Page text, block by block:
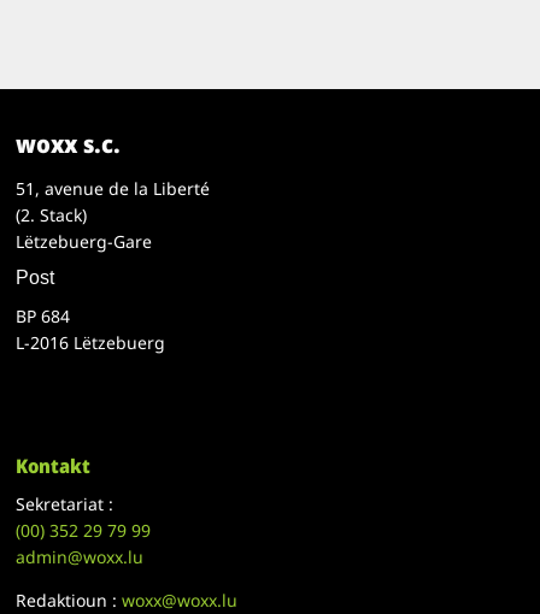
woxx s.c.
51, avenue de la Liberté
(2. Stack)
Lëtzebuerg-Gare
Post
BP 684
L-2016 Lëtzebuerg
Kontakt
Sekretariat :
(00)352 29 79 99
admin@woxx.lu
Redaktioun :woxx@woxx.lu